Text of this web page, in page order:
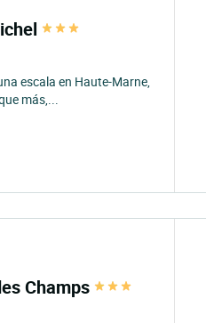
escala en Haute-Marne,
más,...
Champs